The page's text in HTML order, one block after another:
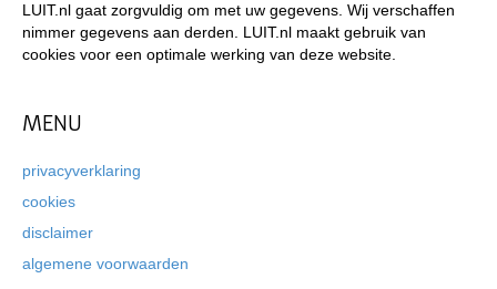
LUIT.nl gaat zorgvuldig om met uw gegevens. Wij verschaffen
nimmer gegevens aan derden. LUIT.nl maakt gebruik van
cookies voor een optimale werking van deze website.
MENU
privacyverklaring
cookies
disclaimer
algemene voorwaarden